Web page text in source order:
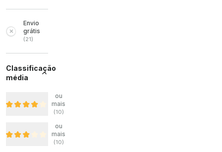
Envio
grátis
(21)
Classificação
média
ou
mais
(10)
ou
mais
(10)